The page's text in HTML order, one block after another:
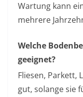
Wartung kann
mehrere
Welche
geeignet?
Fliesen, Parkett,
gut, solange sie